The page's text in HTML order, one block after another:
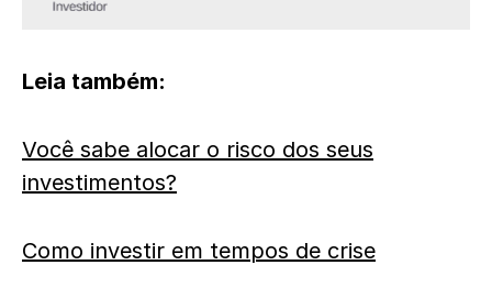
Leia também:
Você sabe alocar o risco dos seus
investimentos?
Como investir em tempos de crise